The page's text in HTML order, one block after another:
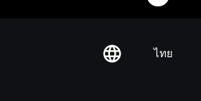
ไทย